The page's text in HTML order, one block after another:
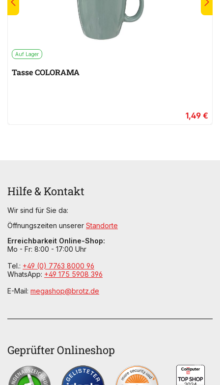
Auf Lager
Tasse COLORAMA
1,49 €
Hilfe & Kontakt
Wir sind für Sie da:
Öffnungszeiten unserer Standorte
Erreichbarkeit Online-Shop:
Mo - Fr: 8:00 - 17:00 Uhr
Tel.: +49 (0) 7763 8000 96
WhatsApp: +49 175 5908 396
E-Mail: megashop@brotz.de
Geprüfter Onlineshop